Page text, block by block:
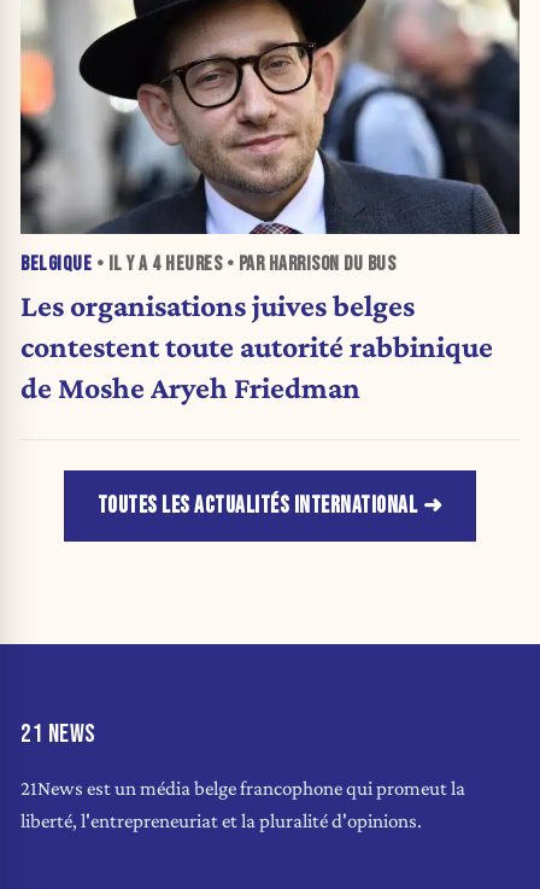
BELGIQUE • IL Y A 4 HEURES• PAR HARRISON DU BUS
Les organisations juives belges
contestent toute autorité rabbinique
de Moshe Aryeh Friedman
TOUTES LES ACTUALITÉS INTERNATIONAL
21 NEWS
21News est un média belge francophone qui promeut la
liberté, l'entrepreneuriat et la pluralité d'opinions.